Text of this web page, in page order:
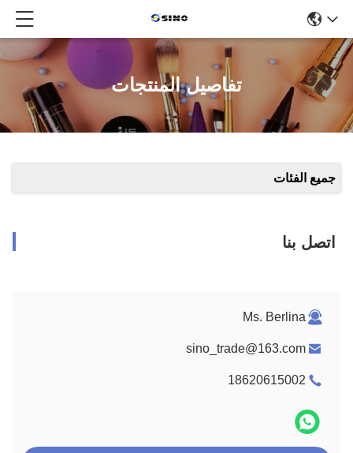
تفاصيل المنتجات
جميع الفئات
اتصل بنا
Ms. Berlina
sino_trade@163.com
18620615002